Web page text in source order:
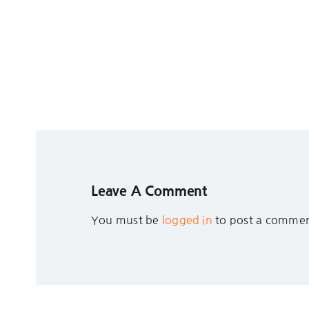
Leave A Comment
You must be logged in to post a